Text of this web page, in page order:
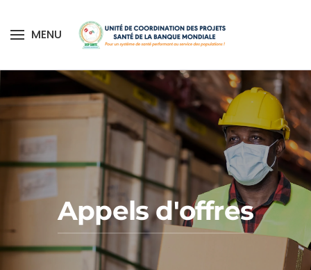
Skip to main content
MENU
Appels d'offres